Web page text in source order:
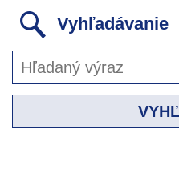
Vyhľadávanie